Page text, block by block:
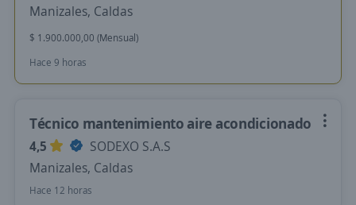
Manizales, Caldas
$ 1.900.000,00 (Mensual)
Hace 9 horas
Técnico mantenimiento aire acondicionado
4,5
SODEXO S.A.S
Manizales, Caldas
Hace 12 horas